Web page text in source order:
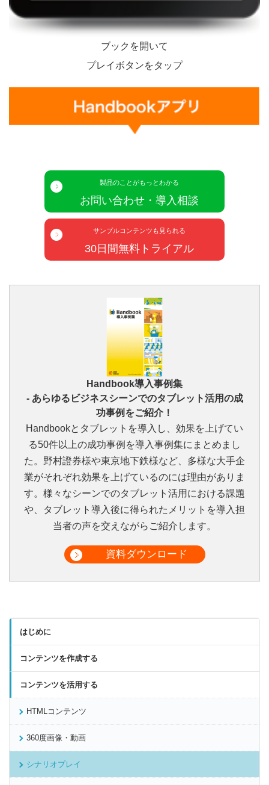
ブックを開いて
プレイボタンをタップ
製品のことがもっとわかる
お問い合わせ・導入相談
サンプルコンテンツも見られる
30日間無料トライアル
Handbook導入事例集
‐ あらゆるビジネスシーンでのタブレット活用の成
功事例をご紹介！
Handbookとタブレットを導入し、効果を上げてい
る50件以上の成功事例を導入事例集にまとめまし
た。野村證券様や東京地下鉄様など、多様な大手企
業がそれぞれ効果を上げているのには理由がありま
す。様々なシーンでのタブレット活用における課題
や、タブレット導入後に得られたメリットを導入担
当者の声を交えながらご紹介します。
資料ダウンロード
はじめに
コンテンツを作成する
コンテンツを活用する
HTMLコンテンツ
360度画像・動画
シナリオプレイ